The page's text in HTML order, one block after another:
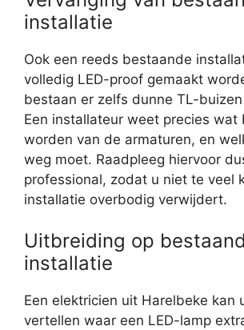
installatie
Ook een reeds bestaande
volledig LED-proof gemaakt
bestaan er zelfs dunne TL-
Een installateur weet precies wat
worden van de armaturen, en
weg moet. Raadpleeg hiervoor
professional, zodat u niet te veel
installatie overbodig verwijdert.
Uitbreiding op
installatie
Een elektricien uit Harelbeke kan
vertellen waar een LED-lamp